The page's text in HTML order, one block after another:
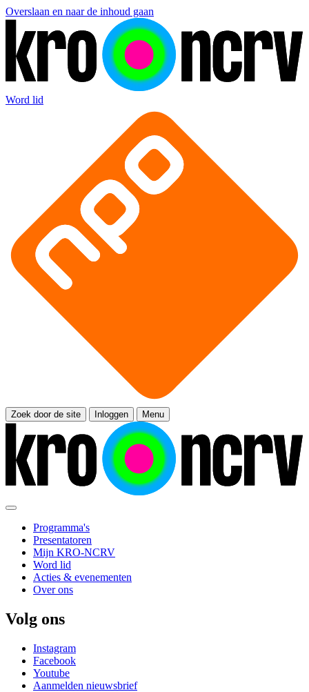
Overslaan en naar de inhoud gaan
Word lid
Zoek door de site Inloggen Menu
Programma's
Presentatoren
Mijn KRO-NCRV
Word lid
Acties & evenementen
Over ons
Volg ons
Instagram
Facebook
Youtube
Aanmelden nieuwsbrief